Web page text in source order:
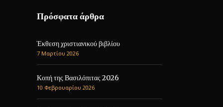
Πρόσφατα άρθρα
Έκθεση χριστιανικού βιβλίου
7 Μαρτίου 2026
Κοπή της Βασιλόπιτας 2026
10 Φεβρουαρίου 2026